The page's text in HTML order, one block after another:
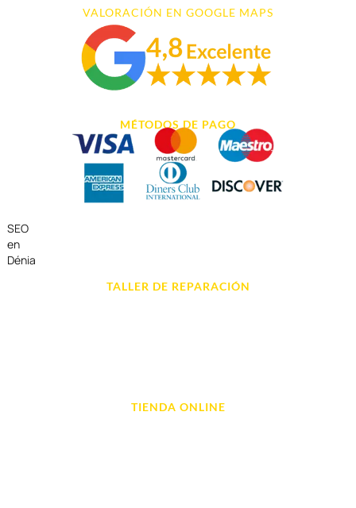
VALORACIÓN EN GOOGLE MAPS
MÉTODOS DE PAGO
SEO
en
Dénia
TALLER DE REPARACIÓN
TIENDA ONLINE